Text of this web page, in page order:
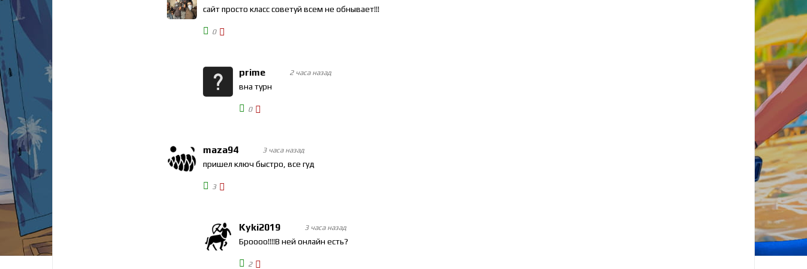
сайт просто класс советуй всем не обнывает!!!
0
prime 2 часа назад
вна турн
0
maza94 3 часа назад
пришел ключ быстро, все гуд
3
Kyki2019 3 часа назад
Броооо!!!!В ней онлайн есть?
2